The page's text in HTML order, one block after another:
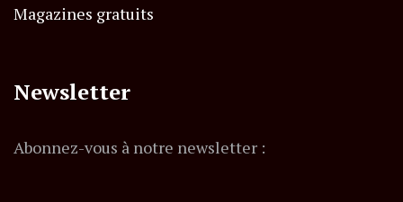
Magazines gratuits
Newsletter
Abonnez-vous à notre newsletter :